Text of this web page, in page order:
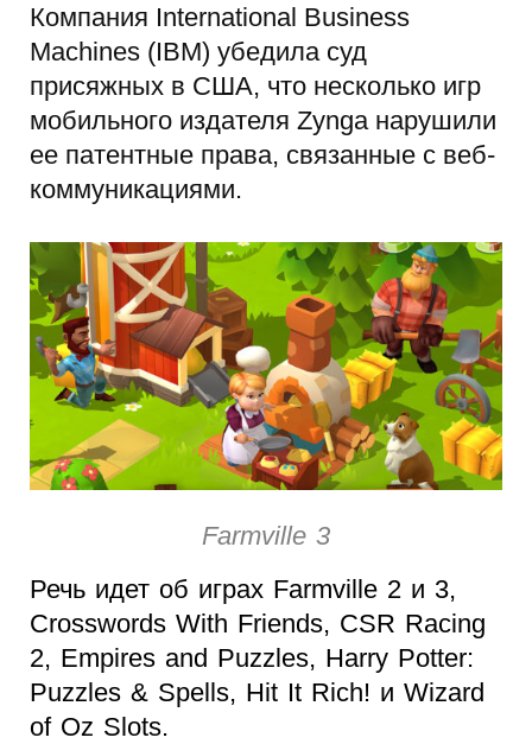
Компания International Business
Machines (IBM) убедила суд
присяжных в США, что несколько игр
мобильного издателя Zynga нарушили
ее патентные права, связанные с веб-
коммуникациями.
Farmville 3
Речь идет об играх Farmville 2 и 3,
Crosswords With Friends, CSR Racing
2, Empires and Puzzles, Harry Potter:
Puzzles & Spells, Hit It Rich! и Wizard
of Oz Slots.